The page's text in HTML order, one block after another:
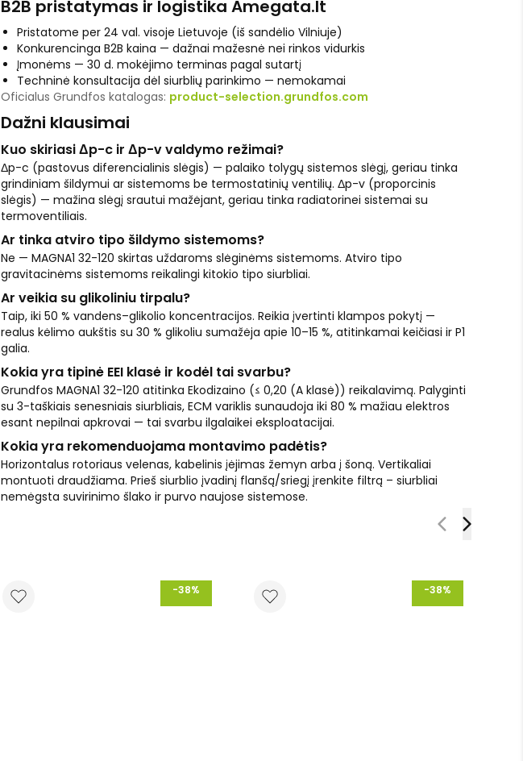
B2B pristatymas ir logistika Amegata.lt
Pristatome per 24 val. visoje Lietuvoje (iš sandėlio Vilniuje)
Konkurencinga B2B kaina — dažnai mažesnė nei rinkos vidurkis
Įmonėms — 30 d. mokėjimo terminas pagal sutartį
Techninė konsultacija dėl siurblių parinkimo — nemokamai
Oficialus Grundfos katalogas: product-selection.grundfos.com
Dažni klausimai
Kuo skiriasi Δp-c ir Δp-v valdymo režimai?
Δp-c (pastovus diferencialinis slėgis) — palaiko tolygų sistemos slėgį, geriau tinka
grindiniam šildymui ar sistemoms be termostatinių ventilių. Δp-v (proporcinis
slėgis) — mažina slėgį srautui mažėjant, geriau tinka radiatorinei sistemai su
termoventiliais.
Ar tinka atviro tipo šildymo sistemoms?
Ne — MAGNA1 32-120 skirtas uždaroms slėginėms sistemoms. Atviro tipo
gravitacinėms sistemoms reikalingi kitokio tipo siurbliai.
Ar veikia su glikoliniu tirpalu?
Taip, iki 50 % vandens–glikolio koncentracijos. Reikia įvertinti klampos pokytį —
realus kėlimo aukštis su 30 % glikoliu sumažėja apie 10–15 %, atitinkamai keičiasi ir P1
galia.
Kokia yra tipinė EEI klasė ir kodėl tai svarbu?
Grundfos MAGNA1 32-120 atitinka Ekodizaino (≤ 0,20 (A klasė)) reikalavimą. Palyginti
su 3-taškiais senesniais siurbliais, ECM variklis sunaudoja iki 80 % mažiau elektros
esant nepilnai apkrovai — tai svarbu ilgalaikei eksploatacijai.
Kokia yra rekomenduojama montavimo padėtis?
Horizontalus rotoriaus velenas, kabelinis įėjimas žemyn arba į šoną. Vertikaliai
montuoti draudžiama. Prieš siurblio įvadinį flanšą/sriegį įrenkite filtrą – siurbliai
nemėgsta suvirinimo šlako ir purvo naujose sistemose.
-38% -38%